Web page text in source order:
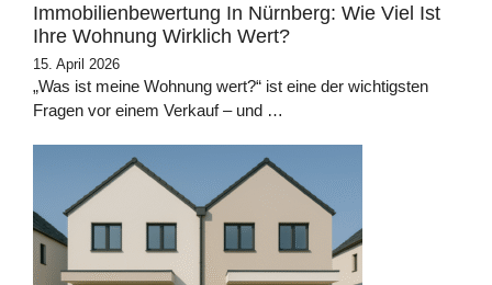
Immobilienbewertung In Nürnberg: Wie Viel Ist
Ihre Wohnung Wirklich Wert?
15. April 2026
„Was ist meine Wohnung wert?“ ist eine der wichtigsten
Fragen vor einem Verkauf – und …